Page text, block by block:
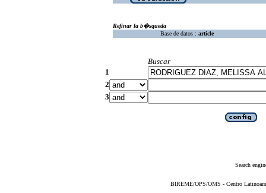
Refinar la b�squeda
Base de datos : article
Buscar
1
2
3
Search
BIREME/OPS/OMS - Centro